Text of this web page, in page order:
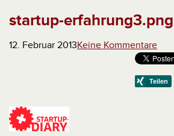
startup-erfahrung3.png
12. Februar 2013Keine Kommentare